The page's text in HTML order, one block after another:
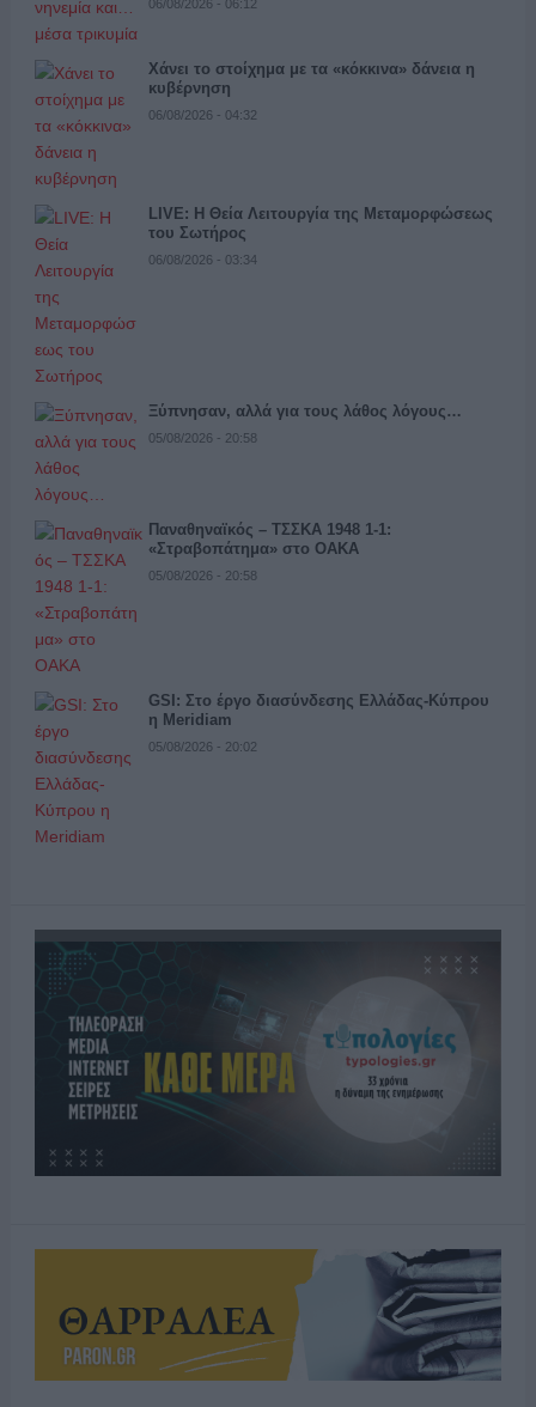
06/08/2026 - 06:12
Χάνει το στοίχημα με τα «κόκκινα» δάνεια η
κυβέρνηση
06/08/2026 - 04:32
LIVE: Η Θεία Λειτουργία της Μεταμορφώσεως
του Σωτήρος
06/08/2026 - 03:34
Ξύπνησαν, αλλά για τους λάθος λόγους…
05/08/2026 - 20:58
Παναθηναϊκός – ΤΣΣΚΑ 1948 1-1:
«Στραβοπάτημα» στο ΟΑΚΑ
05/08/2026 - 20:58
GSI: Στο έργο διασύνδεσης Ελλάδας-Κύπρου
η Meridiam
05/08/2026 - 20:02